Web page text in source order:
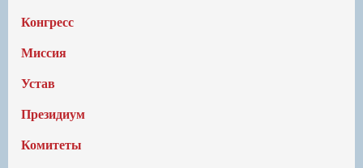
Конгресс
Миссия
Устав
Президиум
Комитеты